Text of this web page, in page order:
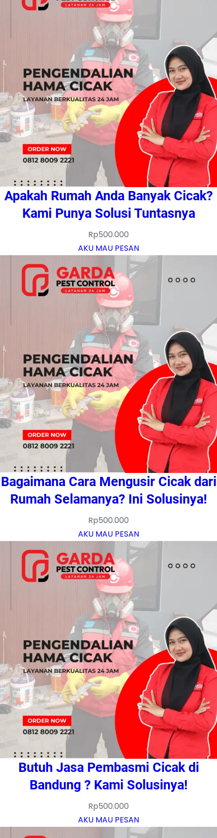
Apakah Rumah Anda Banyak Cicak?
Kami Punya Solusi Tuntasnya
Rp500.000
AKU MAU PESAN
Bagaimana Cara Mengusir Cicak dari
Rumah Selamanya? Ini Solusinya!
Rp500.000
AKU MAU PESAN
Butuh Jasa Pembasmi Cicak di
Bandung ? Kami Solusinya!
Rp500.000
AKU MAU PESAN